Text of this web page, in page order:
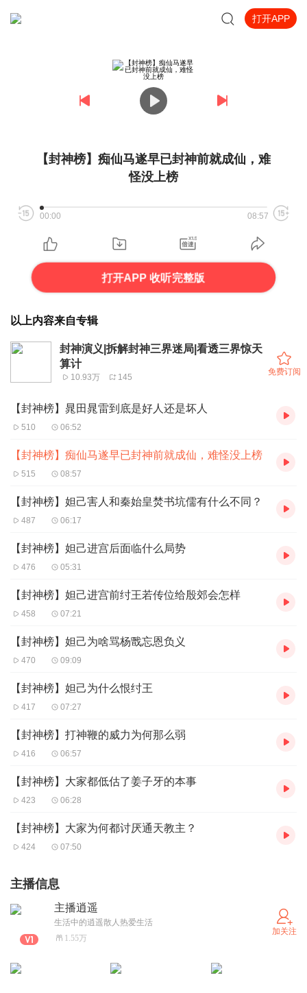
打开APP
【封神榜】痴仙马遂早已封神前就成仙，难
怪没上榜
00:00 08:57
打开APP 收听完整版
以上内容来自专辑
封神演义|拆解封神三界迷局|看透三界惊天
算计
10.93万 145
免费订阅
【封神榜】晁田晁雷到底是好人还是坏人
510 06:52
【封神榜】痴仙马遂早已封神前就成仙，难怪没上榜
515 08:57
【封神榜】妲己害人和秦始皇焚书坑儒有什么不同？
487 06:17
【封神榜】妲己进宫后面临什么局势
476 05:31
【封神榜】妲己进宫前纣王若传位给殷郊会怎样
458 07:21
【封神榜】妲己为啥骂杨戬忘恩负义
470 09:09
【封神榜】妲己为什么恨纣王
417 07:27
【封神榜】打神鞭的威力为何那么弱
416 06:57
【封神榜】大家都低估了姜子牙的本事
423 06:28
【封神榜】大家为何都讨厌通天教主？
424 07:50
主播信息
主播逍遥
生活中的逍遥散人热爱生活
1.55万
加关注